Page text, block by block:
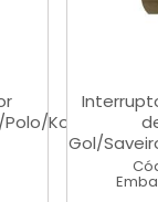
Kombi
Gol/